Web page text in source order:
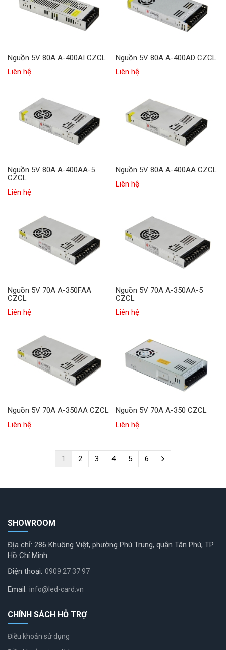
Nguồn 5V 80A A-400AI CZCL
Liên hệ
Nguồn 5V 80A A-400AD CZCL
Liên hệ
Nguồn 5V 80A A-400AA-5
CZCL
Liên hệ
Nguồn 5V 80A A-400AA CZCL
Liên hệ
Nguồn 5V 70A A-350FAA
CZCL
Liên hệ
Nguồn 5V 70A A-350AA-5
CZCL
Liên hệ
Nguồn 5V 70A A-350AA CZCL
Liên hệ
Nguồn 5V 70A A-350 CZCL
Liên hệ
1 2 3 4 5 6
SHOWROOM
Địa chỉ: 286 Khuông Việt, phường Phú Trung, quận Tân Phú, TP
Hồ Chí Minh
Điện thoại: 0909 27 37 97
Email: info@led-card.vn
CHÍNH SÁCH HỖ TRỢ
Điều khoản sử dụng